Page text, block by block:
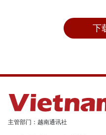
下
主管部门：越南通讯社